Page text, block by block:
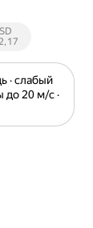
ЦБ
· слабый
20 м⁠/⁠с ·